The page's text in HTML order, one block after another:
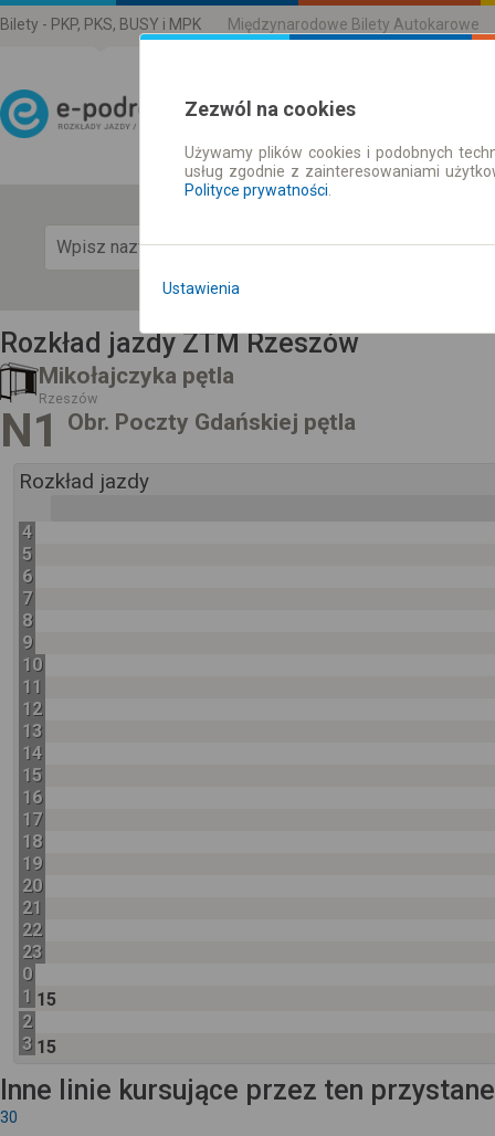
Bilety - PKP, PKS, BUSY i MPK Międzynarodowe Bilety Autokarowe
Rozkład Jazdy | Bilety
Rozkład jazdy ZTM Rzeszów
Mikołajczyka pętla
Rzeszów
N1 Obr. Poczty Gdańskiej pętla
Rozkład jazdy
4
5
6
7
8
9
10
11
12
13
14
15
16
17
18
19
20
21
22
23
0
1 15
2
3 15
Inne linie kursujące przez ten
30
Zezwól na cookies
Używamy plików cookies i podobnych
usług zgodnie z zainteresowaniami
Polityce prywatności
Ustawienia